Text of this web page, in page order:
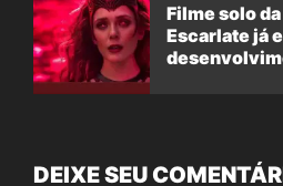
Filme solo
Escarlate já
DEIXE SEU